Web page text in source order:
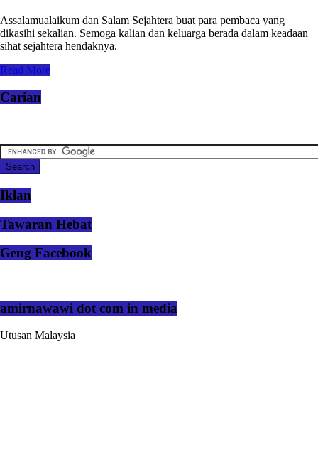
Assalamualaikum dan Salam Sejahtera buat para pembaca yang
dikasihi sekalian. Semoga kalian dan keluarga berada dalam keadaan
sihat sejahtera hendaknya.
Read More
Carian
Iklan
Tawaran Hebat
Geng Facebook
amirnawawi dot com in media
Utusan Malaysia